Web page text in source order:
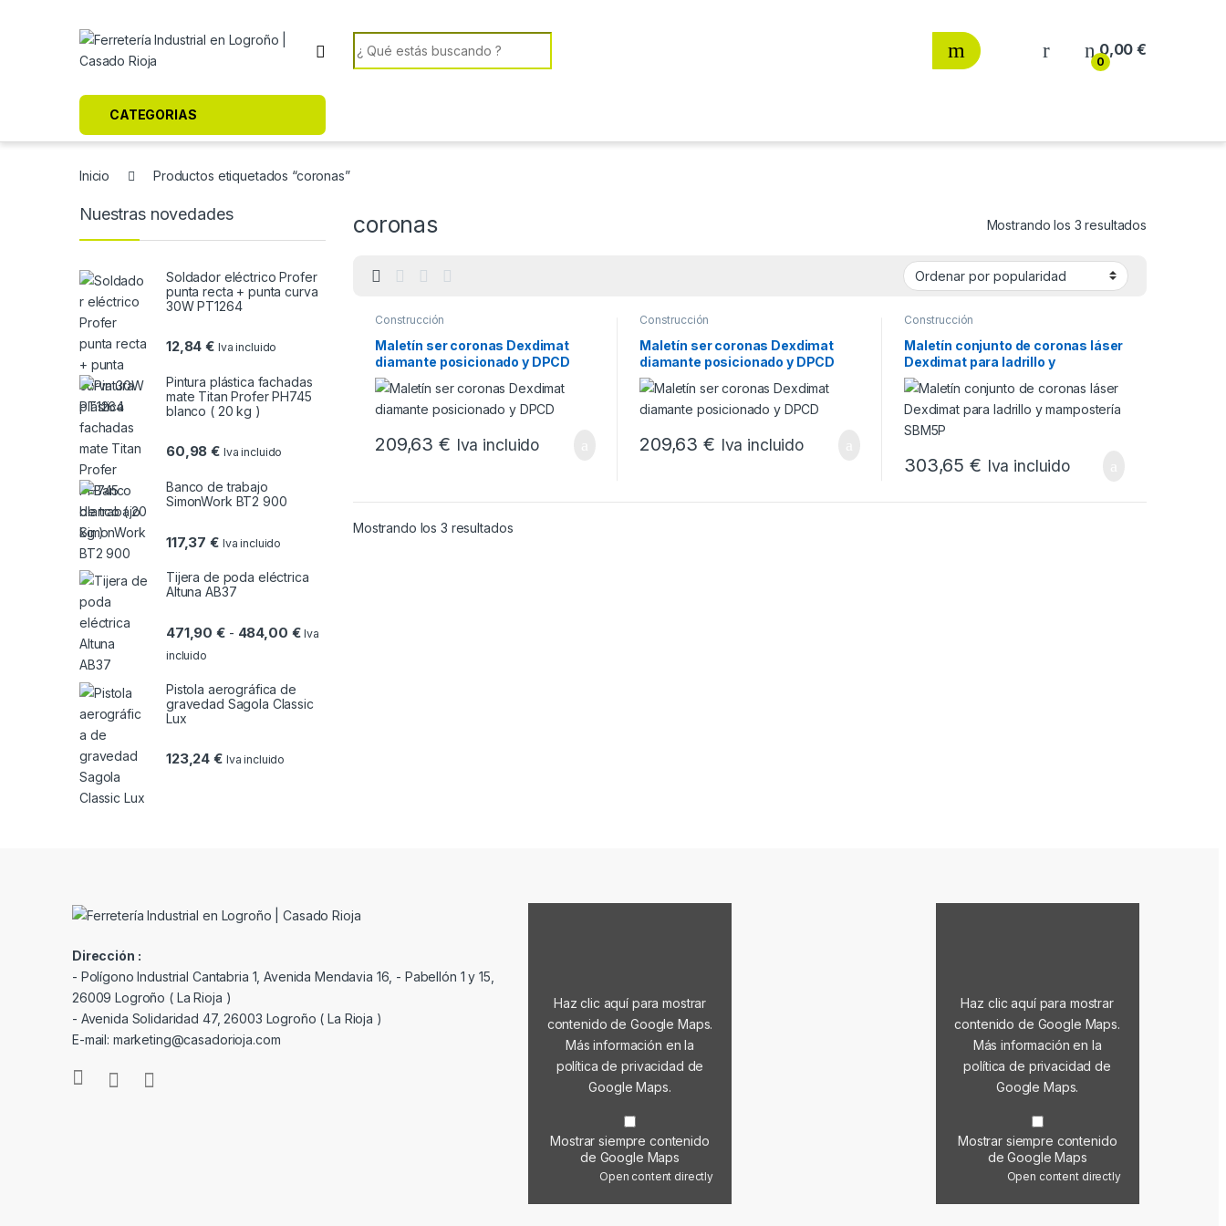
Search for:
0
0,00€
CATEGORIAS
Inicio Productos etiquetados “coronas”
coronas Mostrando los 3 resultados
Construcción
Maletín ser coronas Dexdimat
diamante posicionado y DPCD
209,63€ Iva incluido
Construcción
Maletín ser coronas Dexdimat
diamante posicionado y DPCD
209,63 € Iva incluido
Construcción
Maletín conjunto de coronas láser
Dexdimat para ladrillo y
mampostería SBM5P
303,65 € Iva incluido
Mostrando los 3 resultadosOrdenado por popularidad
Nuestras novedades
Soldador eléctrico Profer
punta recta + punta curva
30W PT1264
12,84€ Iva incluido
Pintura plástica fachadas
mate Titan Profer PH745
blanco ( 20 kg )
60,98€ Iva incluido
Banco de trabajo
SimonWork BT2 900
117,37€ Iva incluido
Tijera de poda eléctrica
Altuna AB37
471,90€ - 484,00 €Rango de precios: desde 471,90 € hasta 484,00 €
Iva
incluido
Pistola aerográfica de
gravedad Sagola Classic
Lux
123,24€ Iva incluido
Dirección :
- Polígono Industrial Cantabria 1, Avenida Mendavia 16, - Pabellón 1 y 15,
26009 Logroño ( La Rioja )
- Avenida Solidaridad 47, 26003 Logroño ( La Rioja )
E-mail: marketing@casadorioja.com
Haz clic aquí para mostrar
contenido de Google Maps.
Más información en la
política de privacidad de
Google Maps.
Mostrar siempre contenido
de Google Maps
Open content directly
Haz clic aquí para mostrar
contenido de Google Maps.
Más información en la
política de privacidad de
Google Maps.
Mostrar siempre contenido
de Google Maps
Open content directly